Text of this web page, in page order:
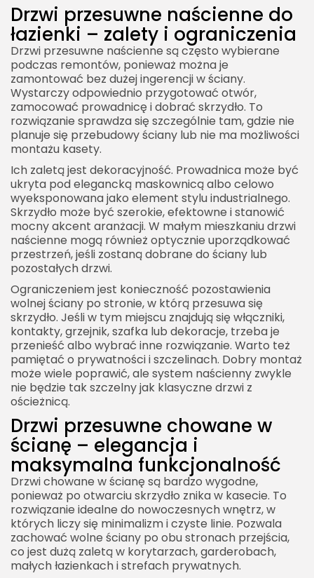
Drzwi przesuwne naścienne do
łazienki – zalety i ograniczenia
Drzwi przesuwne naścienne są często wybierane
podczas remontów, ponieważ można je
zamontować bez dużej ingerencji w ściany.
Wystarczy odpowiednio przygotować otwór,
zamocować prowadnicę i dobrać skrzydło. To
rozwiązanie sprawdza się szczególnie tam, gdzie nie
planuje się przebudowy ściany lub nie ma możliwości
montażu kasety.
Ich zaletą jest dekoracyjność. Prowadnica może być
ukryta pod elegancką maskownicą albo celowo
wyeksponowana jako element stylu industrialnego.
Skrzydło może być szerokie, efektowne i stanowić
mocny akcent aranżacji. W małym mieszkaniu drzwi
naścienne mogą również optycznie uporządkować
przestrzeń, jeśli zostaną dobrane do ściany lub
pozostałych drzwi.
Ograniczeniem jest konieczność pozostawienia
wolnej ściany po stronie, w którą przesuwa się
skrzydło. Jeśli w tym miejscu znajdują się włączniki,
kontakty, grzejnik, szafka lub dekoracje, trzeba je
przenieść albo wybrać inne rozwiązanie. Warto też
pamiętać o prywatności i szczelinach. Dobry montaż
może wiele poprawić, ale system naścienny zwykle
nie będzie tak szczelny jak klasyczne drzwi z
ościeżnicą.
Drzwi przesuwne chowane w
ścianę – elegancja i
maksymalna funkcjonalność
Drzwi chowane w ścianę są bardzo wygodne,
ponieważ po otwarciu skrzydło znika w kasecie. To
rozwiązanie idealne do nowoczesnych wnętrz, w
których liczy się minimalizm i czyste linie. Pozwala
zachować wolne ściany po obu stronach przejścia,
co jest dużą zaletą w korytarzach, garderobach,
małych łazienkach i strefach prywatnych.